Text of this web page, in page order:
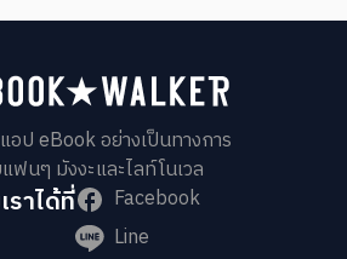
อป eBook อย่างเป็นทางการ
ฟนๆ มังงะและไลท์โนเวล
ราได้ที่
Facebook
Line